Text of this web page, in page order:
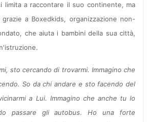
limita a raccontare il suo continente, ma
a Boxedkids, organizzazione non-
che aiuta i bambini della sua città,
sto cercando di trovarmi. Immagino che
So da chi andare e sto facendo del
a Lui. Immagino che anche tu lo
passare gli autobus. Ho una forte